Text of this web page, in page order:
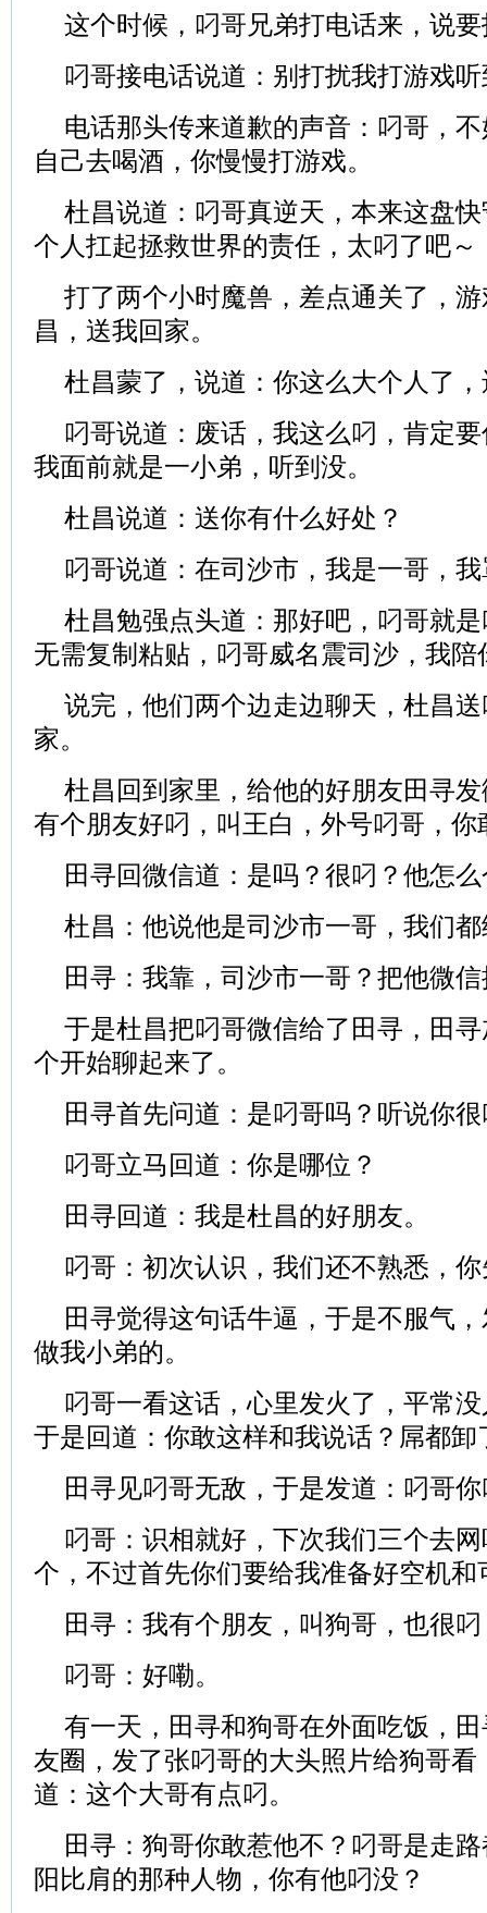
这个时候，叼哥兄弟打电话来，说
叼哥接电话说道：别打扰我打游戏
电话那头传来道歉的声音：叼哥，
自己去喝酒，你慢慢打游戏。
杜昌说道：叼哥真逆天，本来这盘
个人扛起拯救世界的责任，太叼了吧～
打了两个小时魔兽，差点通关了，
昌，送我回家。
杜昌蒙了，说道：你这么大个人了
叼哥说道：废话，我这么叼，肯定
我面前就是一小弟，听到没。
杜昌说道：送你有什么好处？
叼哥说道：在司沙市，我是一哥，
杜昌勉强点头道：那好吧，叼哥就
无需复制粘贴，叼哥威名震司沙，我陪
说完，他们两个边走边聊天，杜昌
家。
杜昌回到家里，给他的好朋友田寻
有个朋友好叼，叫王白，外号叼哥，你
田寻回微信道：是吗？很叼？他怎
杜昌：他说他是司沙市一哥，我们
田寻：我靠，司沙市一哥？把他微
于是杜昌把叼哥微信给了田寻，田
个开始聊起来了。
田寻首先问道：是叼哥吗？听说你
叼哥立马回道：你是哪位？
田寻回道：我是杜昌的好朋友。
叼哥：初次认识，我们还不熟悉，
田寻觉得这句话牛逼，于是不服气
做我小弟的。
叼哥一看这话，心里发火了，平常
于是回道：你敢这样和我说话？屌都卸
田寻见叼哥无敌，于是发道：叼哥
叼哥：识相就好，下次我们三个去
个，不过首先你们要给我准备好空机和
田寻：我有个朋友，叫狗哥，也很
叼哥：好嘞。
有一天，田寻和狗哥在外面吃饭，
友圈，发了张叼哥的大头照片给狗哥
道：这个大哥有点叼。
田寻：狗哥你敢惹他不？叼哥是走
阳比肩的那种人物，你有他叼没？